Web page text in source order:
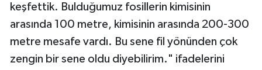
keşfettik. Bulduğumuz fosillerin kimisinin
arasında 100 metre, kimisinin arasında 200-300
metre mesafe vardı. Bu sene fil yönünden çok
zengin bir sene oldu diyebilirim." ifadelerini